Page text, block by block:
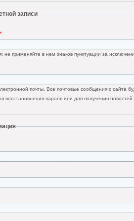
записи
не применяйте в нем знаков пунктуации за
почты. Все почтовые сообщения с сайта
пароля или для получения